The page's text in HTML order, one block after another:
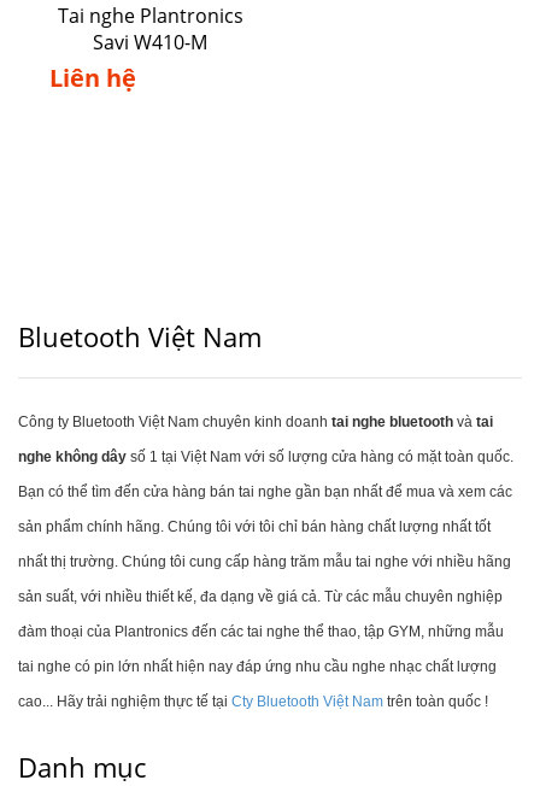
Tai nghe Plantronics
Savi W410-M
Liên hệ
Bluetooth Việt Nam
Công ty Bluetooth Việt Nam chuyên kinh doanh tai nghe bluetooth và tai
nghe không dây số 1 tại Việt Nam với số lượng cửa hàng có mặt toàn quốc.
Bạn có thể tìm đến cửa hàng bán tai nghe gần bạn nhất để mua và xem các
sản phẩm chính hãng. Chúng tôi với tôi chỉ bán hàng chất lượng nhất tốt
nhất thị trường. Chúng tôi cung cấp hàng trăm mẫu tai nghe với nhiều hãng
sản suất, với nhiều thiết kế, đa dạng về giá cả. Từ các mẫu chuyên nghiệp
đàm thoại của Plantronics đến các tai nghe thể thao, tập GYM, những mẫu
tai nghe có pin lớn nhất hiện nay đáp ứng nhu cầu nghe nhạc chất lượng
cao... Hãy trải nghiệm thực tế tại Cty Bluetooth Việt Nam trên toàn quốc !
Danh mục